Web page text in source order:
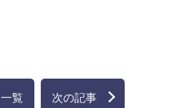
一覧 次の記事